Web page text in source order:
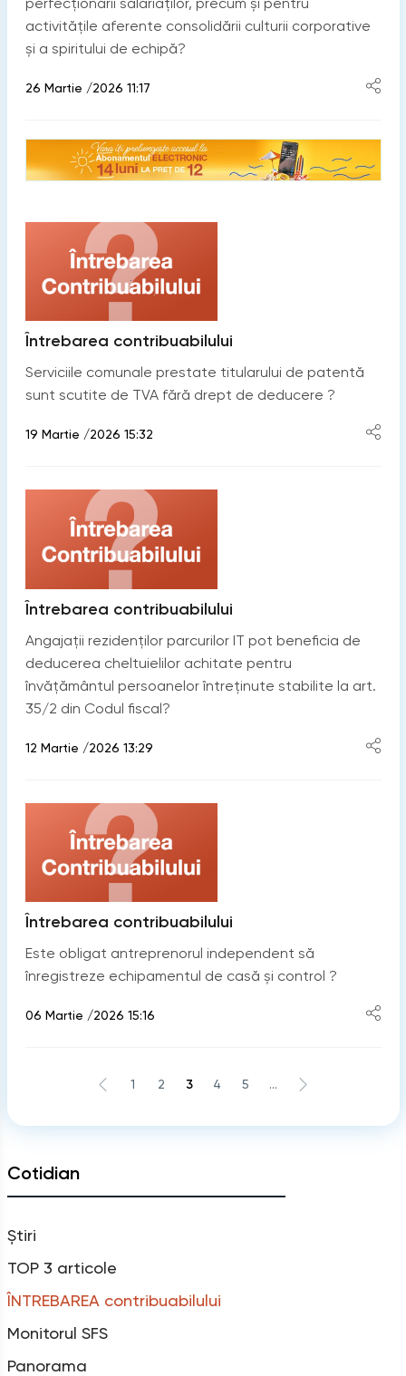
Cotidian
Știri
TOP 3 articole
ÎNTREBAREA contribuabilului
Monitorul SFS
Panorama
activitățile aferente consolidării culturii corporative
şi a spiritului de echipă?
26 Martie /2026 11:17
Întrebarea contribuabilului
Serviciile comunale prestate titularului de patentă
sunt scutite de TVA fără drept de deducere ?
19 Martie /2026 15:32
Întrebarea contribuabilului
Angajații rezidenților parcurilor IT pot beneficia de
deducerea cheltuielilor achitate pentru
învățământul persoanelor întreținute stabilite la art.
35/2 din Codul fiscal?
12 Martie /2026 13:29
Întrebarea contribuabilului
Este obligat antreprenorul independent să
înregistreze echipamentul de casă și control ?
06 Martie /2026 15:16
1 2 3 4 5 ...